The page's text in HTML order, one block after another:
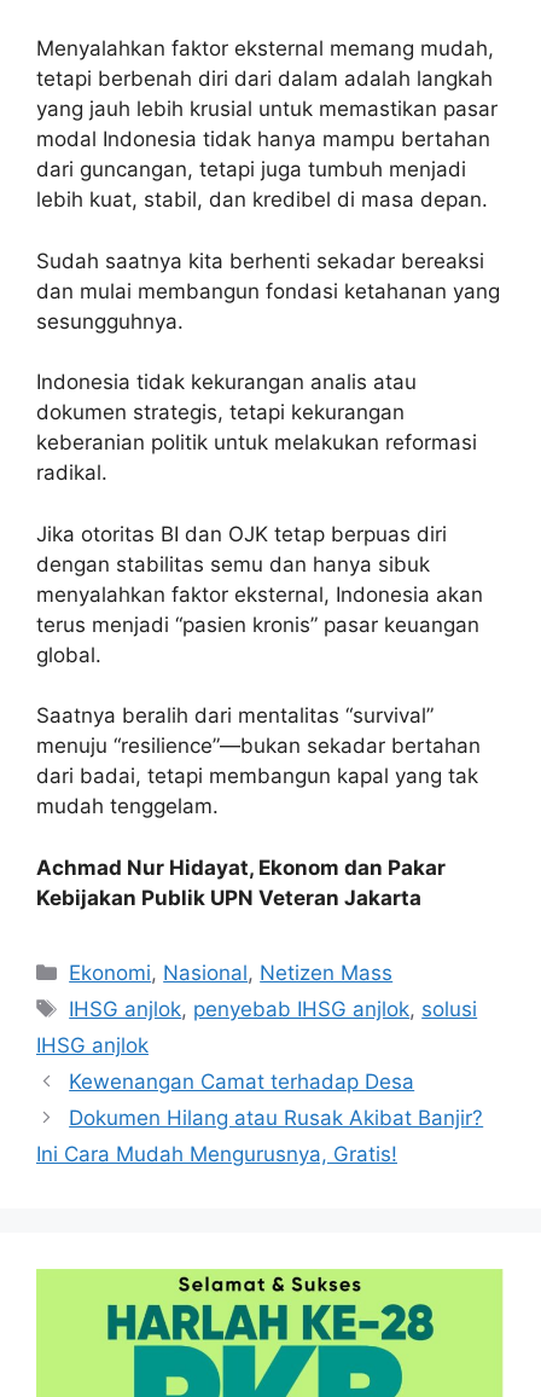
Menyalahkan faktor eksternal memang mudah,
tetapi berbenah diri dari dalam adalah langkah
yang jauh lebih krusial untuk memastikan pasar
modal Indonesia tidak hanya mampu bertahan
dari guncangan, tetapi juga tumbuh menjadi
lebih kuat, stabil, dan kredibel di masa depan.
Sudah saatnya kita berhenti sekadar bereaksi
dan mulai membangun fondasi ketahanan yang
sesungguhnya.
Indonesia tidak kekurangan analis atau
dokumen strategis, tetapi kekurangan
keberanian politik untuk melakukan reformasi
radikal.
Jika otoritas BI dan OJK tetap berpuas diri
dengan stabilitas semu dan hanya sibuk
menyalahkan faktor eksternal, Indonesia akan
terus menjadi “pasien kronis” pasar keuangan
global.
Saatnya beralih dari mentalitas “survival”
menuju “resilience”—bukan sekadar bertahan
dari badai, tetapi membangun kapal yang tak
mudah tenggelam.
Achmad Nur Hidayat, Ekonom dan Pakar
Kebijakan Publik UPN Veteran Jakarta
Kategori
Ekonomi, Nasional, Netizen Mass
Tag
IHSG anjlok, penyebab IHSG anjlok, solusi
IHSG anjlok
Kewenangan Camat terhadap Desa
Dokumen Hilang atau Rusak Akibat Banjir?
Ini Cara Mudah Mengurusnya, Gratis!